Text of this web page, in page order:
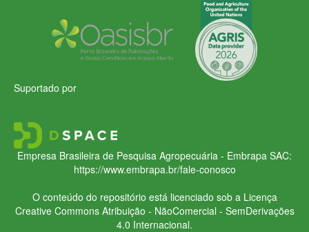
Suportado por
Empresa Brasileira de Pesquisa Agropecuária - Embrapa SAC:
https://www.embrapa.br/fale-conosco
O conteúdo do repositório está licenciado sob a Licença
Creative CommonsAtribuição - NãoComercial - SemDerivações
4.0 Internacional.